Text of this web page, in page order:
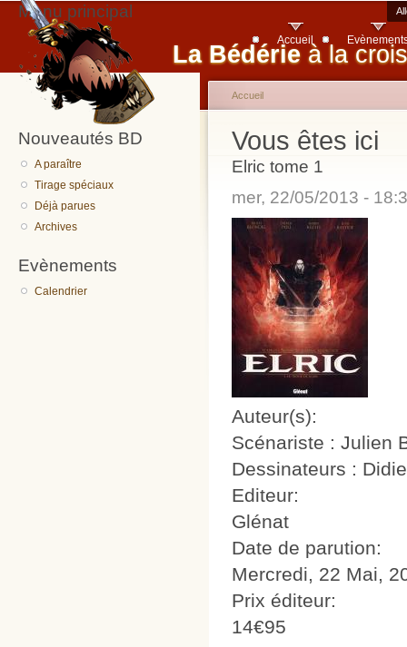
La Bédérie à la
Menu principal
Accueil
Nouveautés BD
A paraître
Tirage spéciaux
Déjà parues
Archives
Evènements
Calendrier
Vous êtes ici
Accueil
Elric tome 1
mer, 22/05/2013 -
Auteur(s):
Scénariste : Julien
Dessinateurs :
Editeur:
Glénat
Date de parution:
Mercredi, 22 Mai,
Prix éditeur:
14€95